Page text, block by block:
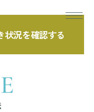
状況を確認する